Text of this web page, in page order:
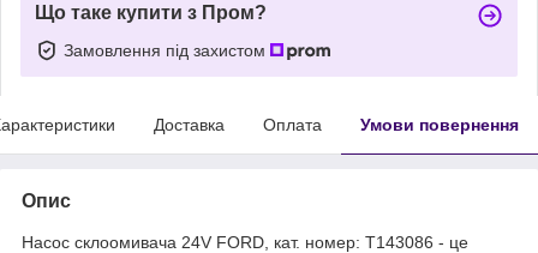
Що таке купити з Пром?
Замовлення під захистом
Доставка Оплата Умови повернення
Опис
Насос склоомивача 24V FORD, кат. номер: T143086 - це